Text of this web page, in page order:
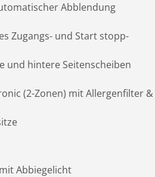
Abblendung
Zugangs- und Start­ stopp-
und hintere Seitenscheiben
(2-Zonen) mit Allergenfilter &
Abbiegelicht